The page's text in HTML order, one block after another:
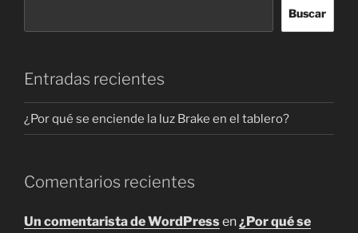
en
la
página
Buscar
Entradas recientes
¿Por qué se enciende la luz Brake en el tablero?
Comentarios recientes
Un comentarista de WordPressen¿Por qué se